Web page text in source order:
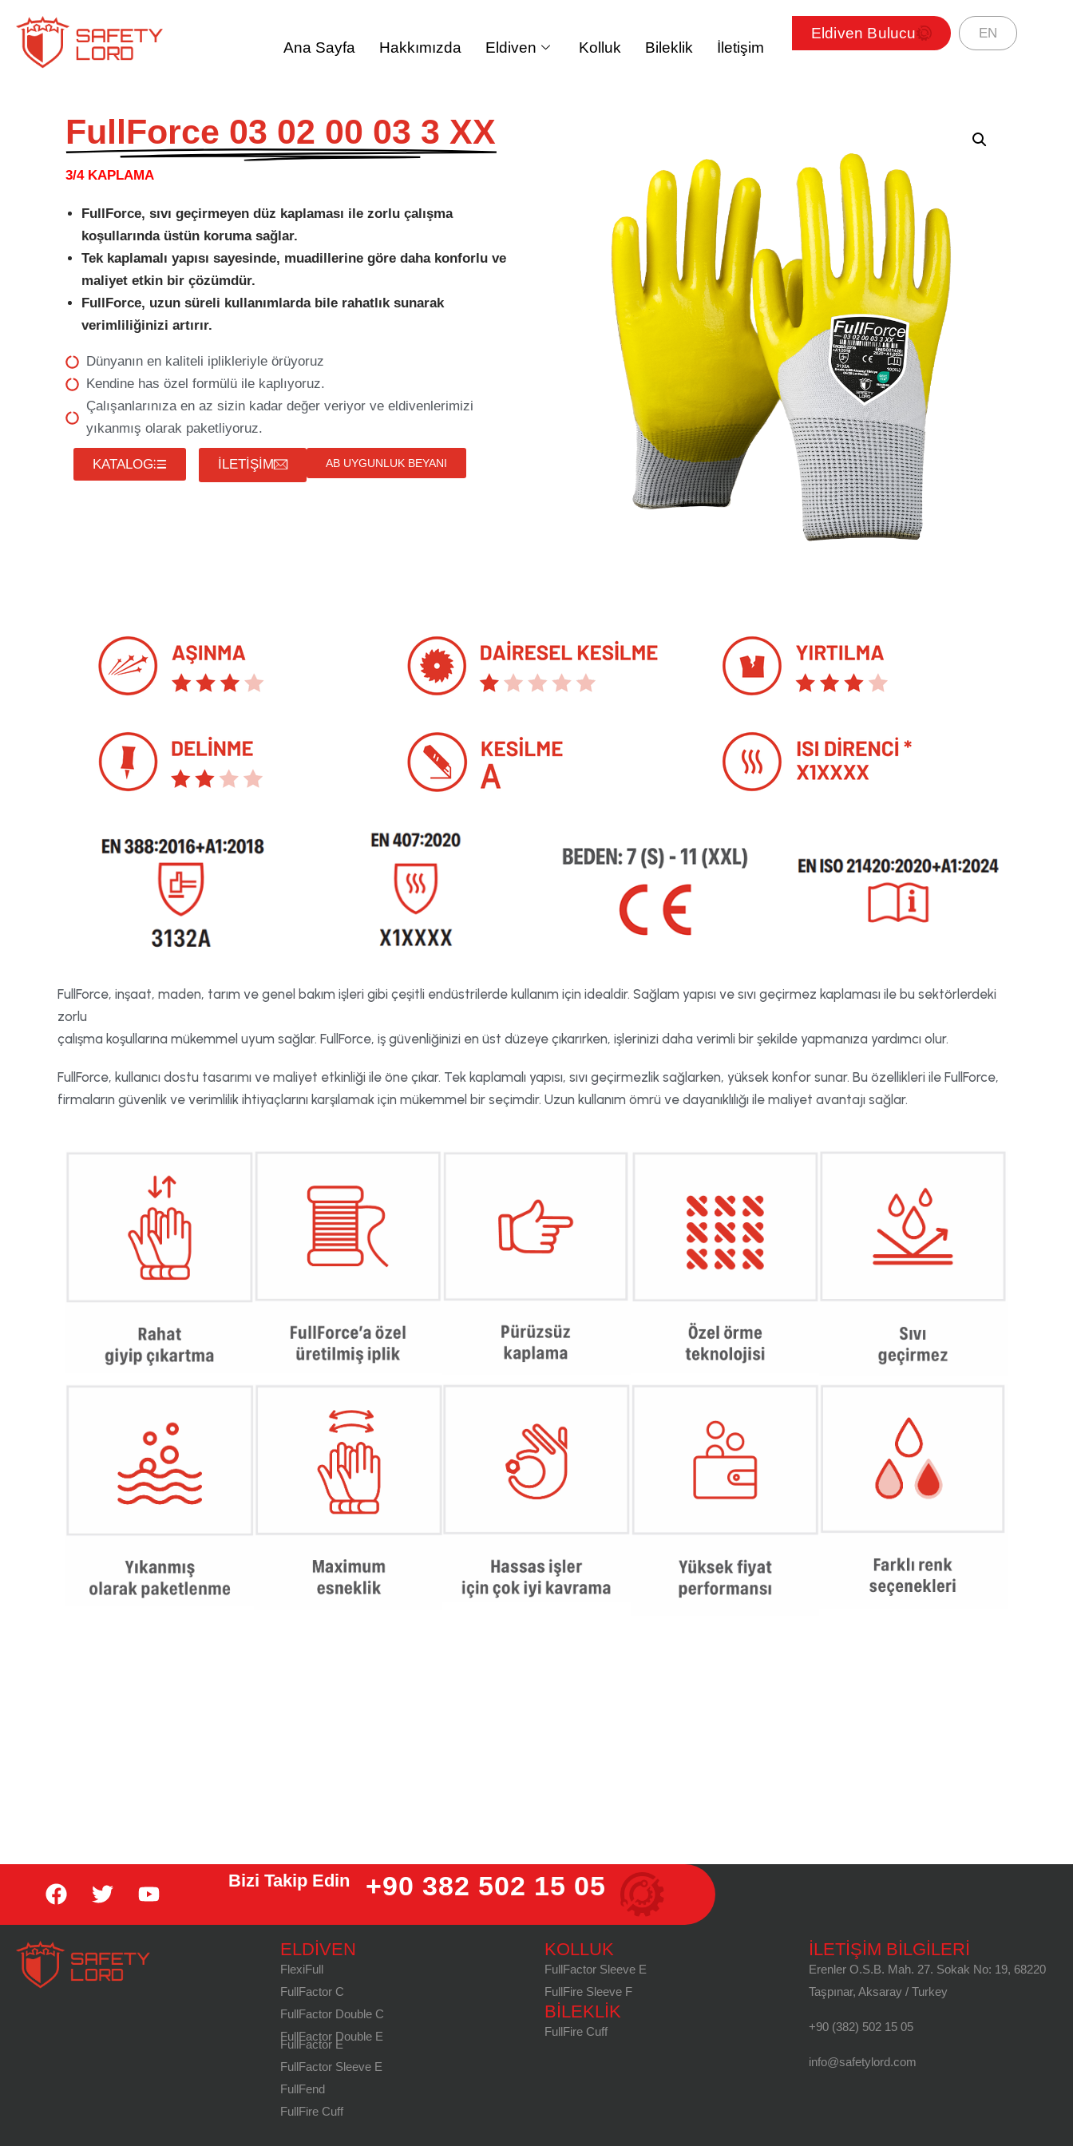
Ana Sayfa Hakkımızda Eldiven Kolluk Bileklik İletişim
Eldiven Bulucu EN
FullForce 03 02 00 03 3 XX
3/4 KAPLAMA
FullForce, sıvı geçirmeyen düz kaplaması ile zorlu çalışma
koşullarında üstün koruma sağlar.
Tek kaplamalı yapısı sayesinde, muadillerine göre daha konforlu ve
maliyet etkin bir çözümdür.
FullForce, uzun süreli kullanımlarda bile rahatlık sunarak
verimliliğinizi artırır.
Dünyanın en kaliteli iplikleriyle örüyoruz
Kendine has özel formülü ile kaplıyoruz.
Çalışanlarınıza en az sizin kadar değer veriyor ve eldivenlerimizi
yıkanmış olarak paketliyoruz.
KATALOG İLETİŞİM AB UYGUNLUK BEYANI
FullForce, inşaat, maden, tarım ve genel bakım işleri gibi çeşitli endüstrilerde kullanım için idealdir. Sağlam yapısı ve sıvı geçirmez kaplaması ile bu sektörlerdeki
zorlu
çalışma koşullarına mükemmel uyum sağlar. FullForce, iş güvenliğinizi en üst düzeye çıkarırken, işlerinizi daha verimli bir şekilde yapmanıza yardımcı olur.
FullForce, kullanıcı dostu tasarımı ve maliyet etkinliği ile öne çıkar. Tek kaplamalı yapısı, sıvı geçirmezlik sağlarken, yüksek konfor sunar. Bu özellikleri ile FullForce,
firmaların güvenlik ve verimlilik ihtiyaçlarını karşılamak için mükemmel bir seçimdir. Uzun kullanım ömrü ve dayanıklılığı ile maliyet avantajı sağlar.
Bizi Takip Edin +90 382 502 15 05
ELDIVEN
FlexiFull
FullFactor C
FullFactor Double C
FullFactor Double E
FullFactor E
FullFactor Sleeve E
FullFend
FullFire Cuff
KOLLUK
FullFactor Sleeve E
FullFire Sleeve F
BILEKLIK
FullFire Cuff
İLETİŞİM BİLGİLERİ
Erenler O.S.B. Mah. 27. Sokak No: 19, 68220
Taşpınar, Aksaray / Turkey
+90 (382) 502 15 05
info@safetylord.com